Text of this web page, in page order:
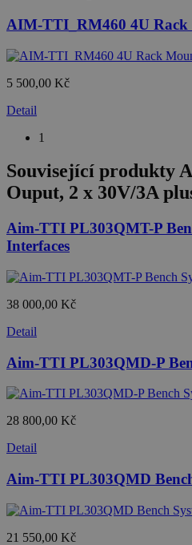
AIM-TTI_RM460 4U Rack
5 500,00 Kč
Detail
1
Související produkty
Ouput, 2 x 30V/3A
Aim-TTI PL303QMT-P
Interfaces
38 000,00 Kč
Detail
Aim-TTI PL303QMD-P
28 800,00 Kč
Detail
Aim-TTI PL303QMD
21 550,00 Kč